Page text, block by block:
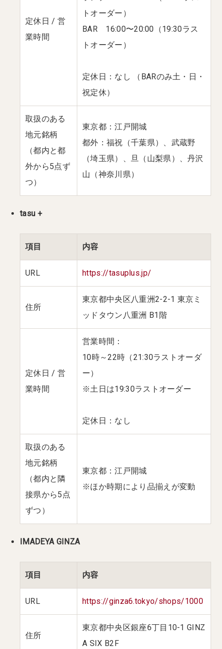
定休日 / 営
業時間
トオーダー）
BAR 16:00〜20:00（19:30ラス
トオーダー）
定休日：なし （BARのみ土・日・
祝定休）
取扱のある
地元銘柄
（都内と都
外から5点ず
つ）
東京都：江戸開城
都外：福祝（千葉県）、武蔵野
（埼玉県）、旦（山梨県）、丹沢
山（神奈川県）
tasu +
項目 内容
URL https://tasuplus.jp/
住所
東京都中央区八重洲2-2-1 東京ミ
ッドタウン八重洲 B1階
定休日 / 営
業時間
営業時間：
10時～22時（21:30ラストオーダ
ー）
※土日は19:30ラストオーダー
定休日：なし
取扱のある
地元銘柄
（都内と隣
接県から5点
ずつ）
東京都：江戸開城
※ほか時期により品揃えが変動
IMADEYA GINZA
項目 内容
URL https://ginza6.tokyo/shops/1000
住所
東京都中央区銀座6丁目10-1 GINZ
A SIX B2F